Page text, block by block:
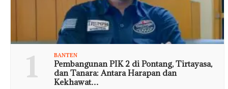
1 BANTEN
Pembangunan PIK 2 di Pontang, Tirtayasa,
dan Tanara: Antara Harapan dan
Kekhawat…